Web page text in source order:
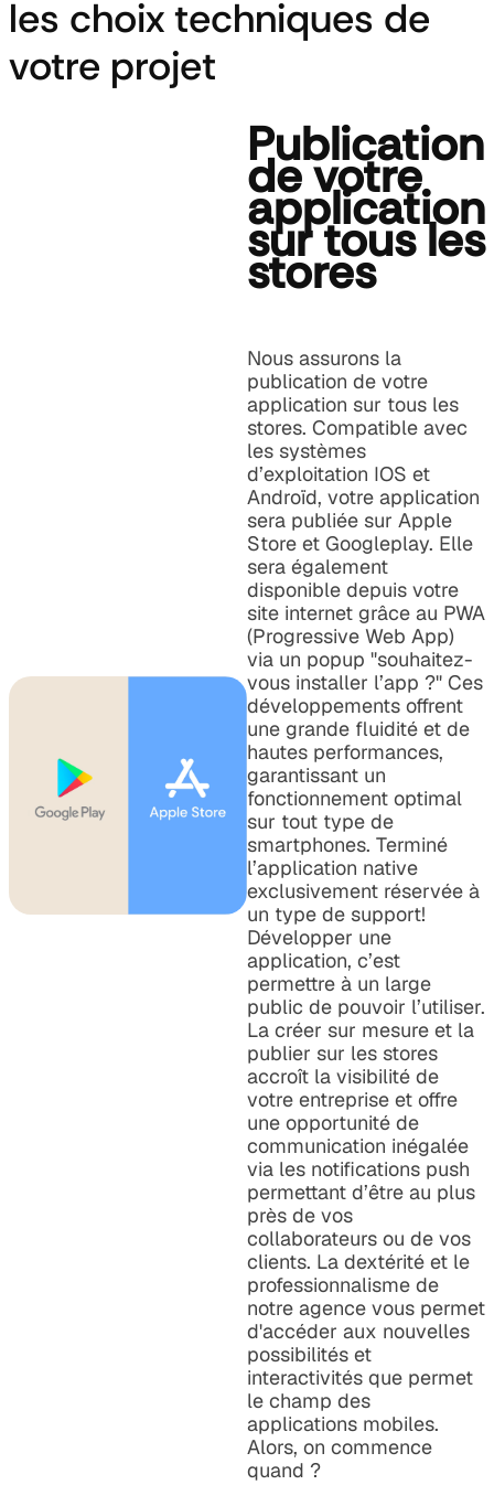
les choix techniques de
votre projet
Publication
de votre
application
sur tous les
stores
Nous assurons la
publication de votre
application sur tous les
stores. Compatible avec
les systèmes
d’exploitation IOS et
Androïd, votre application
sera publiée sur Apple
Store et Googleplay. Elle
sera également
disponible depuis votre
site internet grâce au PWA
(Progressive Web App)
via un popup "souhaitez-
vous installer l’app ?" Ces
développements offrent
une grande fluidité et de
hautes performances,
garantissant un
fonctionnement optimal
sur tout type de
smartphones. Terminé
l’application native
exclusivement réservée à
un type de support!
Développer une
application, c’est
permettre à un large
public de pouvoir l’utiliser.
La créer sur mesure et la
publier sur les stores
accroît la visibilité de
votre entreprise et offre
une opportunité de
communication inégalée
via les notifications push
permettant d’être au plus
près de vos
collaborateurs ou de vos
clients. La dextérité et le
professionnalisme de
notre agence vous permet
d'accéder aux nouvelles
possibilités et
interactivités que permet
le champ des
applications mobiles.
Alors, on commence
quand ?